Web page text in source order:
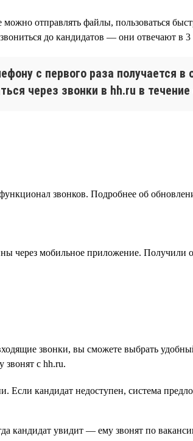
отправлять файлы, пользоваться
до кандидатов — они отвечают в
с первого раза получается
через звонки в hh.ru в
звонков. Подробнее об
через мобильное приложение. Получили
звонки, вы сможете выбрать
с hh.ru.
кандидат недоступен, система